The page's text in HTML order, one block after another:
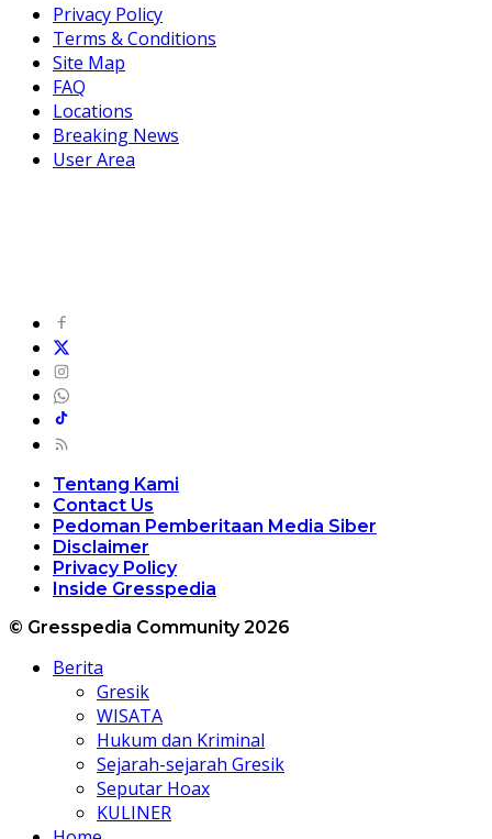
Privacy Policy
Terms & Conditions
Site Map
FAQ
Locations
Breaking News
User Area
Tentang Kami
Contact Us
Pedoman Pemberitaan Media Siber
Disclaimer
Privacy Policy
Inside Gresspedia
© Gresspedia Community 2026
Berita
Gresik
WISATA
Hukum dan Kriminal
Sejarah-sejarah Gresik
Seputar Hoax
KULINER